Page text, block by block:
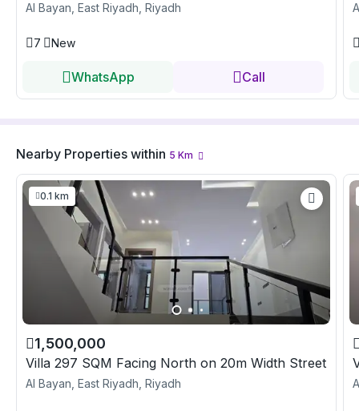
Al Bayan, East Riyadh, Riyadh
7 New
WhatsApp Call
Nearby Properties within 5 Km
0.1 km
1,500,000
Villa 297 SQM Facing North on 20m Width Street
Al Bayan, East Riyadh, Riyadh